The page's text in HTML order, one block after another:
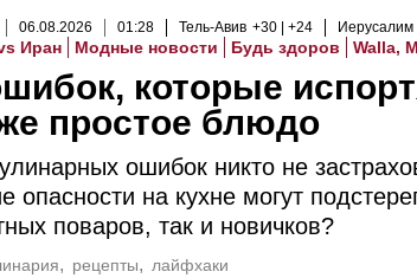
06.08.2026 01:28 Тель-Авив +30 +24 Иерусалим
Иран Модные новости Будь здоров Walla,
которые
простое блюдо
ошибок никто не
опасности на кухне могут
поваров, так и новичков?
рецепты
лайфхаки